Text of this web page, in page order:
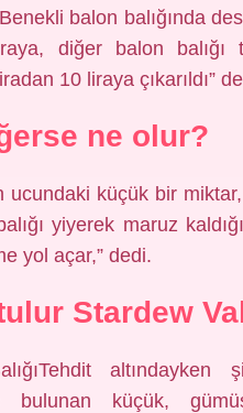
balon balığında
diğer balon balığı
10 liraya çıkarıldı”
ne olur?
ucundaki küçük bir
yiyerek maruz
yol açar,” dedi.
Stardew
altındayken
bulunan küçük,